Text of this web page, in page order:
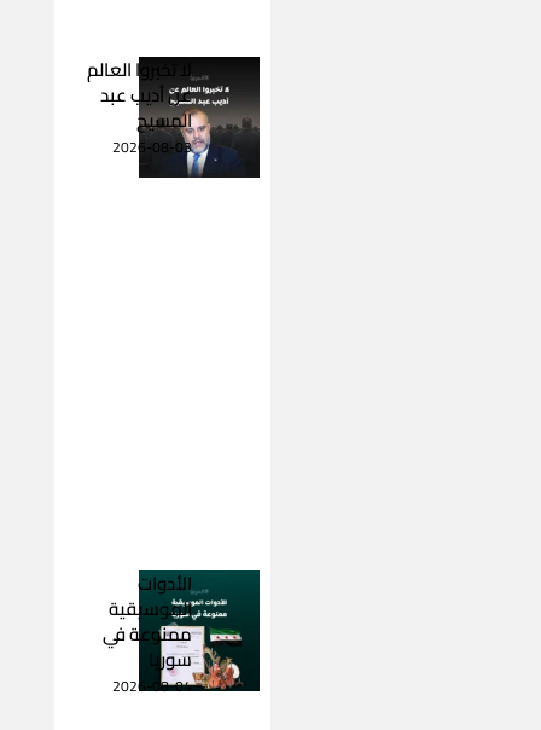
لا تخبروا العالم
عن أديب عبد
المسيح
2026-08-03
الأدوات
الموسيقية
ممنوعة في
سوريا
2026-08-04